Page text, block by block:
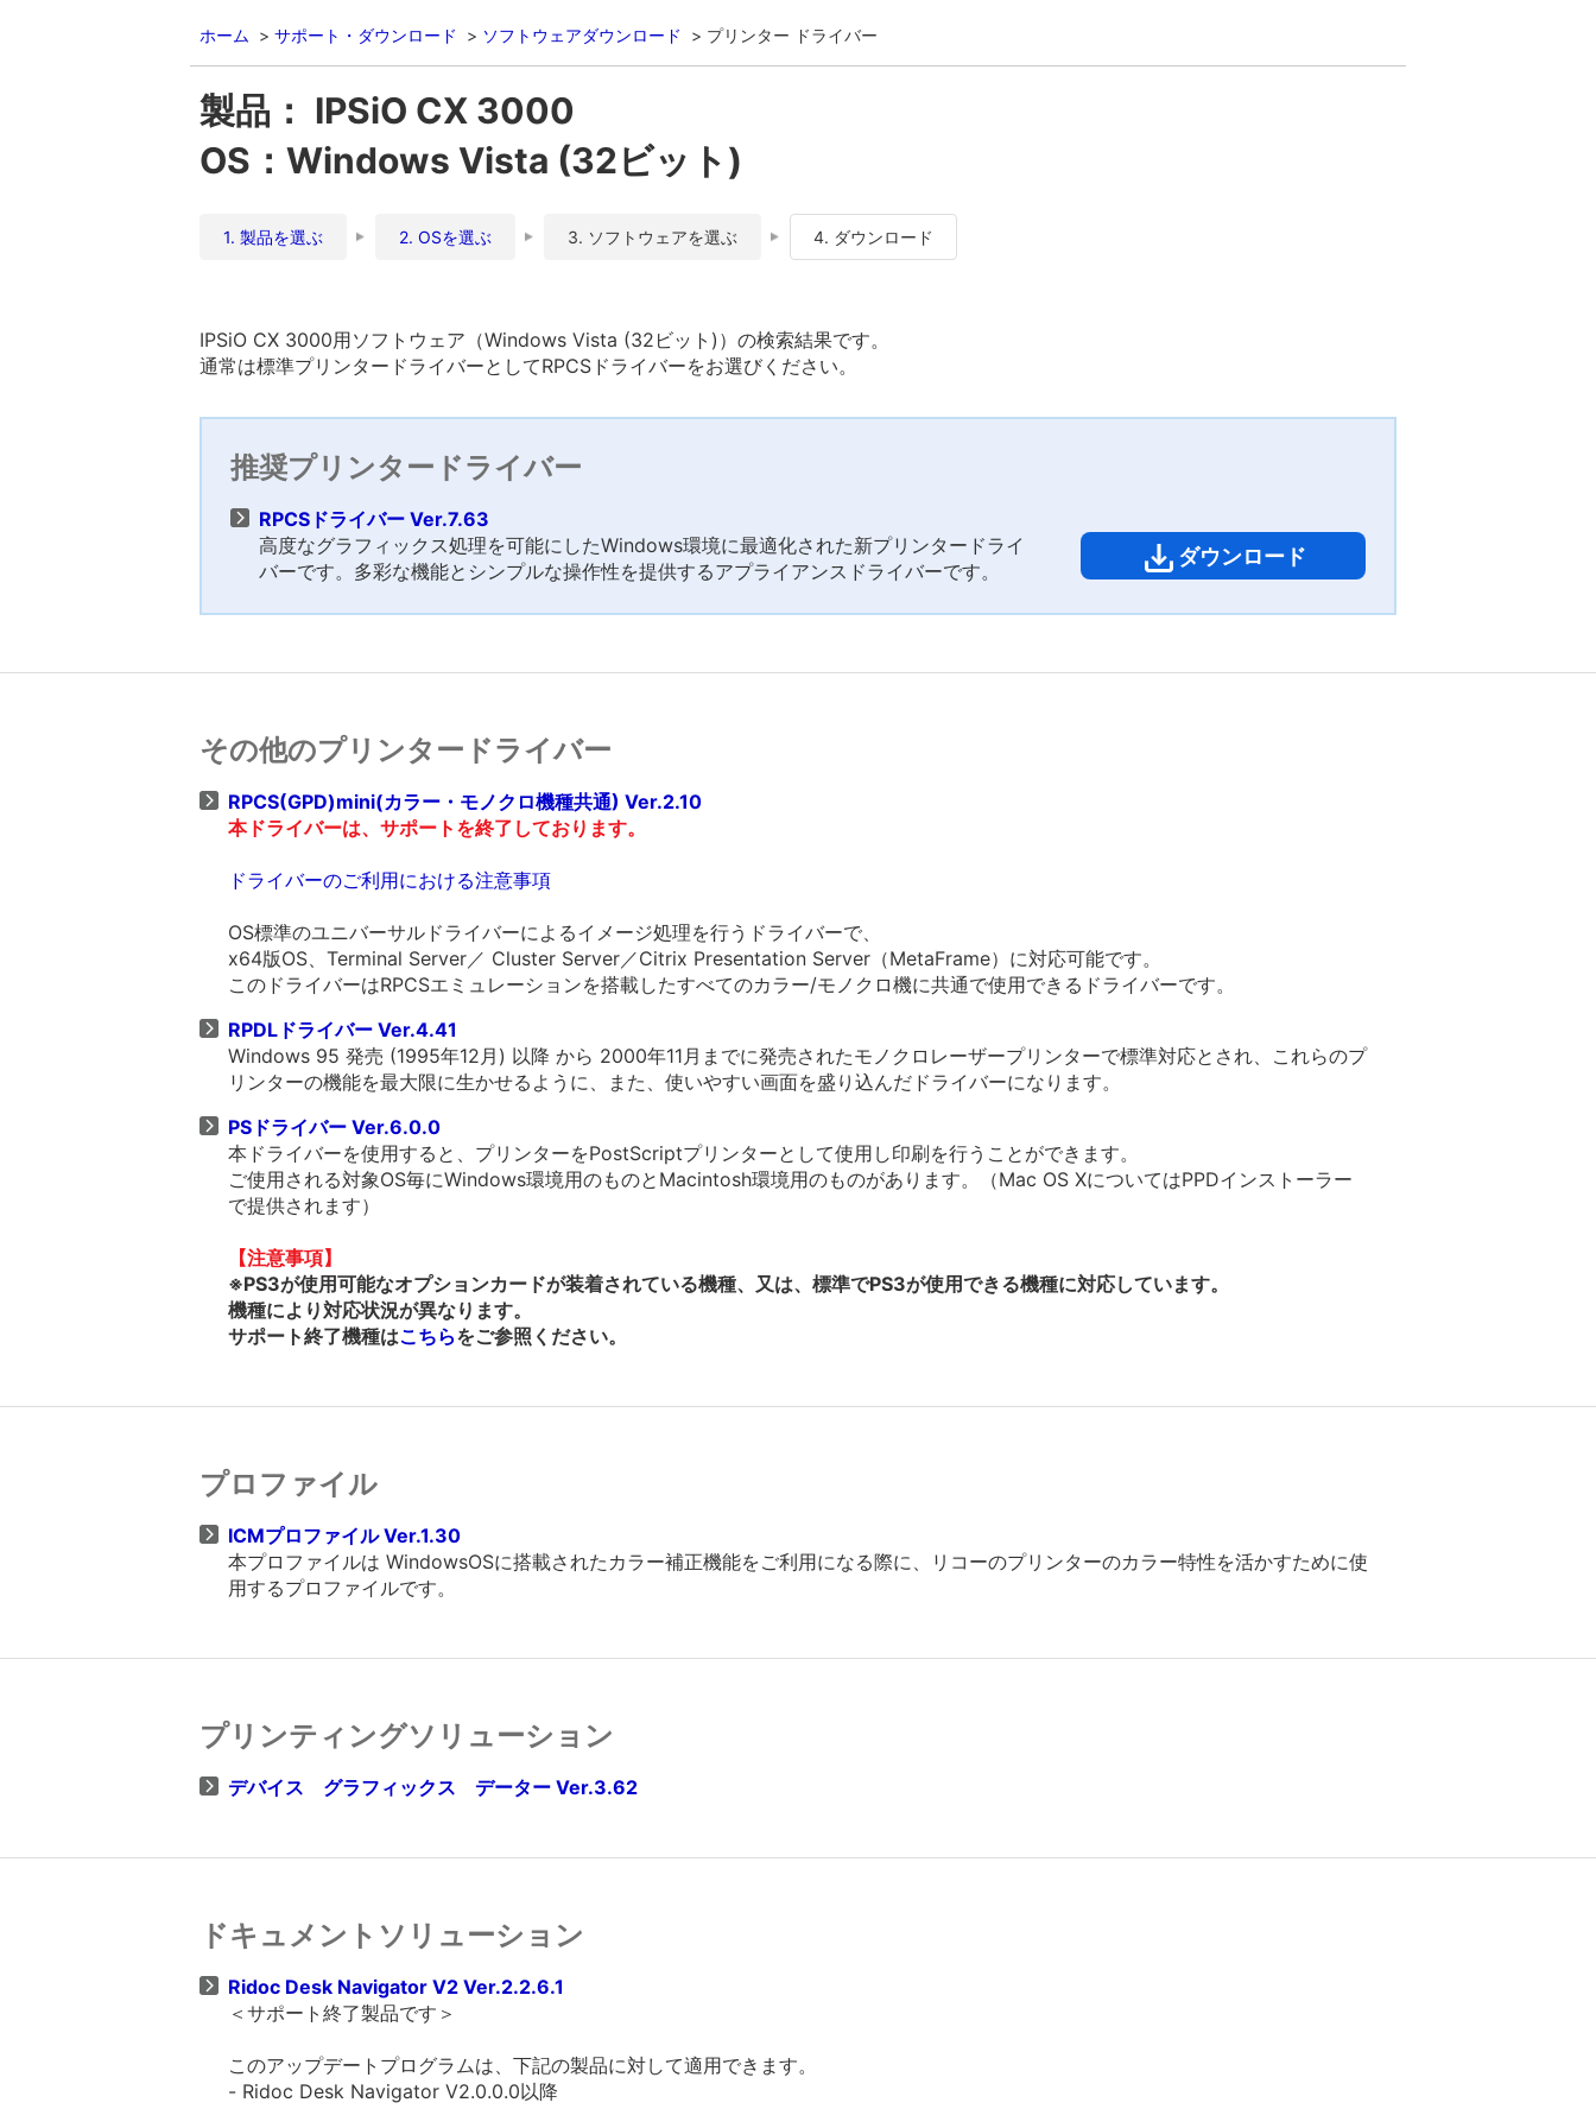
ホーム サポート・ダウンロード ソフトウェアダウンロード プリンター ドライバー
製品： IPSiO CX 3000
OS：Windows Vista (32ビット)
1. 製品を選ぶ 2. OSを選ぶ 3. ソフトウェアを選ぶ 4. ダウンロード
IPSiO CX 3000用ソフトウェア（Windows Vista (32ビット)）の検索結果です。
通常は標準プリンタードライバーとしてRPCSドライバーをお選びください。
推奨プリンタードライバー
RPCSドライバー Ver.7.63
ダウンロード
高度なグラフィックス処理を可能にしたWindows環境に最適化された新プリンタードライ
バーです。多彩な機能とシンプルな操作性を提供するアプライアンスドライバーです。
その他のプリンタードライバー
RPCS(GPD)mini(カラー・モノクロ機種共通) Ver.2.10
本ドライバーは、サポートを終了しております。
ドライバーのご利用における注意事項
OS標準のユニバーサルドライバーによるイメージ処理を行うドライバーで、
x64版OS、Terminal Server／ Cluster Server／Citrix Presentation Server（MetaFrame）に対応可能です。
このドライバーはRPCSエミュレーションを搭載したすべてのカラー/モノクロ機に共通で使用できるドライバーです。
RPDLドライバー Ver.4.41
Windows 95 発売 (1995年12月) 以降 から 2000年11月までに発売されたモノクロレーザープリンターで標準対応とされ、これらのプ
リンターの機能を最大限に生かせるように、また、使いやすい画面を盛り込んだドライバーになります。
PSドライバー Ver.6.0.0
本ドライバーを使用すると、プリンターをPostScriptプリンターとして使用し印刷を行うことができます。
ご使用される対象OS毎にWindows環境用のものとMacintosh環境用のものがあります。（Mac OS XについてはPPDインストーラー
で提供されます）
【注意事項】
※PS3が使用可能なオプションカードが装着されている機種、又は、標準でPS3が使用できる機種に対応しています。
機種により対応状況が異なります。
サポート終了機種はこちらをご参照ください。
プロファイル
ICMプロファイル Ver.1.30
本プロファイルは WindowsOSに搭載されたカラー補正機能をご利用になる際に、リコーのプリンターのカラー特性を活かすために使
用するプロファイルです。
プリンティングソリューション
デバイス グラフィックス データー Ver.3.62
ドキュメントソリューション
Ridoc Desk Navigator V2 Ver.2.2.6.1
＜サポート終了製品です＞
このアップデートプログラムは、下記の製品に対して適用できます。
- Ridoc Desk Navigator V2.0.0.0以降